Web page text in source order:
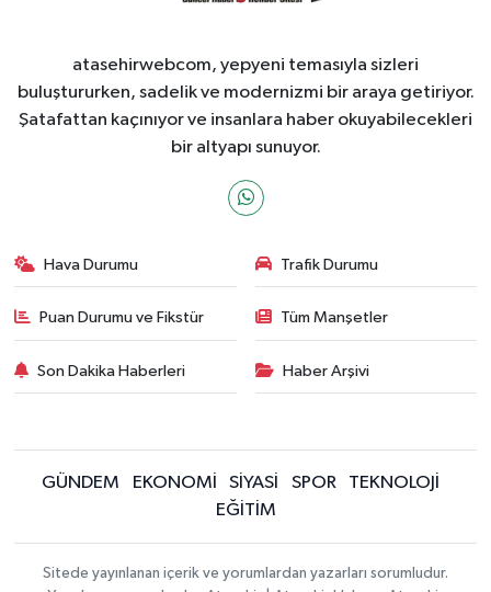
atasehirwebcom, yepyeni temasıyla sizleri
buluştururken, sadelik ve modernizmi bir araya getiriyor.
Şatafattan kaçınıyor ve insanlara haber okuyabilecekleri
bir altyapı sunuyor.
Hava Durumu Trafik Durumu
Puan Durumu ve Fikstür Tüm Manşetler
Son Dakika Haberleri Haber Arşivi
GÜNDEM EKONOMİ SİYASİ SPOR
TEKNOLOJİ
EĞİTİM
Sitede yayınlanan içerik ve yorumlardan yazarları sorumludur.